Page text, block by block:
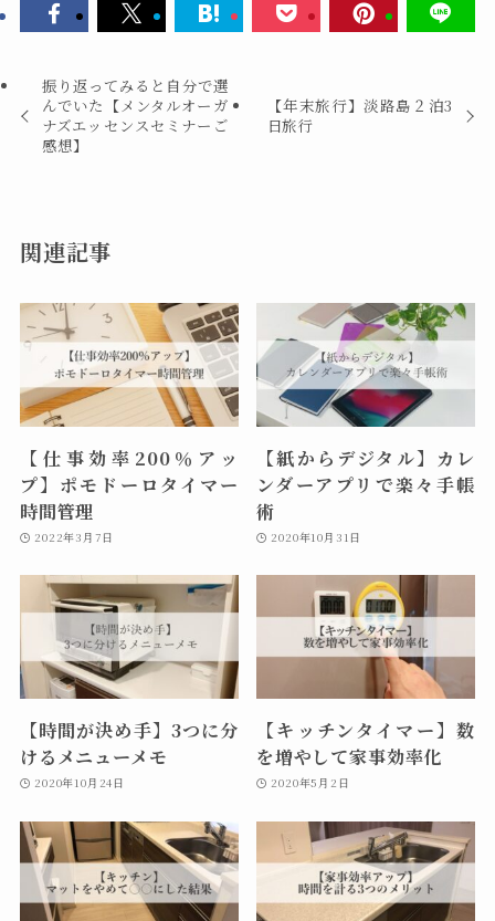
振り返ってみると自分で選
んでいた【メンタルオーガ
ナズエッセンスセミナーご
感想】
【年末旅行】淡路島２泊3
日旅行
関連記事
【仕事効率200％アッ
プ】ポモドーロタイマー
時間管理
2022年3月7日
【紙からデジタル】カレ
ンダーアプリで楽々手帳
術
2020年10月31日
【時間が決め手】3つに分
けるメニューメモ
2020年10月24日
【キッチンタイマー】数
を増やして家事効率化
2020年5月2日